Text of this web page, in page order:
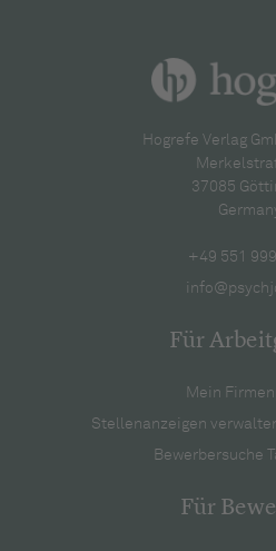
Hogrefe Verlag
37085
+49 551
Für
Mein
Stellenanzeigen
Bewerbersuche
Für